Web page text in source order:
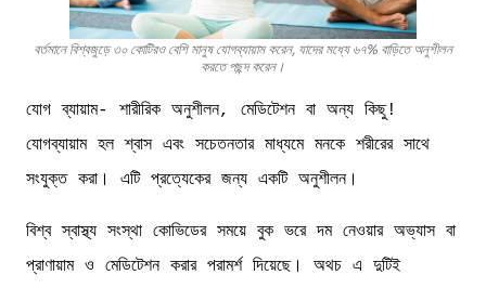
বর্তমানে বিশ্বজুড়ে ৩০ কোটিরও বেশি মানুষ যোগব্যায়াম করেন, যাদের মধ্যে ৬৭% বাড়িতে অনুশীলন
করতে পছন্দ করেন।
যোগ ব্যায়াম- শারীরিক অনুশীলন, মেডিটেশন বা অন্য কিছু!
যোগব্যায়াম হল শ্বাস এবং সচেতনতার মাধ্যমে মনকে শরীরের সাথে
সংযুক্ত করা। এটি প্রত্যেকের জন্য একটি অনুশীলন।
বিশ্ব স্বাস্থ্য সংস্থা কোভিডের সময়ে বুক ভরে দম নেওয়ার অভ্যাস বা
প্রাণায়াম ও মেডিটেশন করার পরামর্শ দিয়েছে। অথচ এ দুটিই